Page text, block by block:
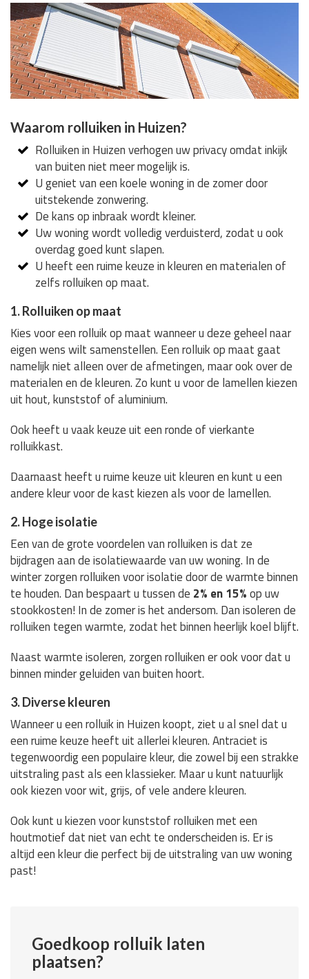
Waarom rolluiken in Huizen?
Rolluiken in Huizen verhogen uw privacy omdat inkijk
van buiten niet meer mogelijk is.
U geniet van een koele woning in de zomer door
uitstekende zonwering.
De kans op inbraak wordt kleiner.
Uw woning wordt volledig verduisterd, zodat u ook
overdag goed kunt slapen.
U heeft een ruime keuze in kleuren en materialen of
zelfs rolluiken op maat.
1. Rolluiken op maat
Kies voor een rolluik op maat wanneer u deze geheel naar
eigen wens wilt samenstellen. Een rolluik op maat gaat
namelijk niet alleen over de afmetingen, maar ook over de
materialen en de kleuren. Zo kunt u voor de lamellen kiezen
uit hout, kunststof of aluminium.
Ook heeft u vaak keuze uit een ronde of vierkante
rolluikkast.
Daarnaast heeft u ruime keuze uit kleuren en kunt u een
andere kleur voor de kast kiezen als voor de lamellen.
2. Hoge isolatie
Een van de grote voordelen van rolluiken is dat ze
bijdragen aan de isolatiewaarde van uw woning. In de
winter zorgen rolluiken voor isolatie door de warmte binnen
te houden. Dan bespaart u tussen de 2% en 15%op uw
stookkosten! In de zomer is het andersom. Dan isoleren de
rolluiken tegen warmte, zodat het binnen heerlijk koel blijft.
Naast warmte isoleren, zorgen rolluiken er ook voor dat u
binnen minder geluiden van buiten hoort.
3. Diverse kleuren
Wanneer u een rolluik in Huizen koopt, ziet u al snel dat u
een ruime keuze heeft uit allerlei kleuren. Antraciet is
tegenwoordig een populaire kleur, die zowel bij een strakke
uitstraling past als een klassieker. Maar u kunt natuurlijk
ook kiezen voor wit, grijs, of vele andere kleuren.
Ook kunt u kiezen voor kunststof rolluiken met een
houtmotief dat niet van echt te onderscheiden is. Er is
altijd een kleur die perfect bij de uitstraling van uw woning
past!
Goedkoop rolluik laten
plaatsen?